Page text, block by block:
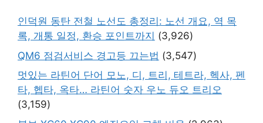
인덕원 동탄 전철 노선도 총정리: 노선 개요, 역 목
록, 개통 일정, 환승 포인트까지 (3,926)
QM6 점검서비스 경고등 끄는법 (3,547)
멋있는 라틴어 단어 모노, 디, 트리, 테트라, 헥사, 펜
타, 헵타, 옥타… 라틴어 숫자 우노 듀오 트리오
(3,159)